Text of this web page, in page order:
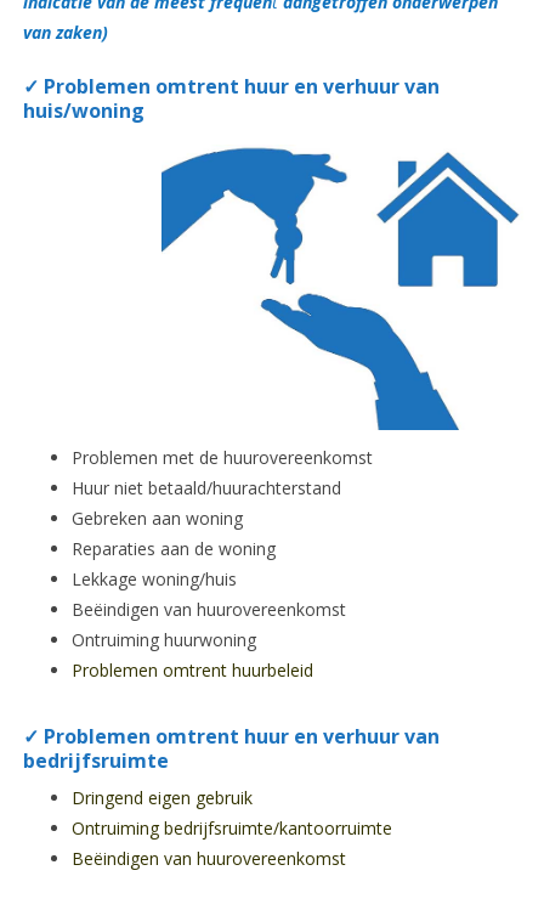
van zaken)
✓ Problemen omtrent huur en verhuur van
huis/woning
Problemen met de huurovereenkomst
Huur niet betaald/huurachterstand
Gebreken aan woning
Reparaties aan de woning
Lekkage woning/huis
Beëindigen van huurovereenkomst
Ontruiming huurwoning
Problemen omtrent huurbeleid
✓ Problemen omtrent huur en verhuur van
bedrijfsruimte
Dringend eigen gebruik
Ontruiming bedrijfsruimte/kantoorruimte
Beëindigen van huurovereenkomst